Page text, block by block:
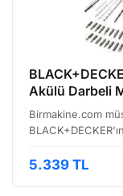
Akülü Darbeli
Birmakine.com
veya atölye
5.339 TL